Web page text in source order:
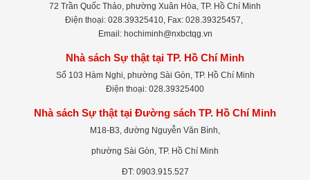
72 Trần Quốc Thảo, phường Xuân Hòa, TP. Hồ Chí Minh
Điện thoại: 028.39325410, Fax: 028.39325457,
Email: hochiminh@nxbctqg.vn
Nhà sách Sự thật tại TP. Hồ Chí Minh
Số 103 Hàm Nghi, phường Sài Gòn, TP. Hồ Chí Minh
Điện thoại: 028.39325400
Nhà sách Sự thật tại Đường sách TP. Hồ Chí Minh
M18-B3, đường Nguyễn Văn Bình,
phường Sài Gòn, TP. Hồ Chí Minh
ĐT: 0903.915.527